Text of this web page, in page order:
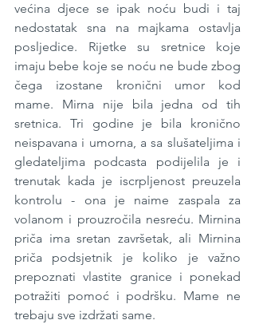
većina djece se ipak noću budi i taj
nedostatak sna na majkama ostavlja
posljedice. Rijetke su sretnice koje
imaju bebe koje se noću ne bude zbog
čega izostane kronični umor kod
mame. Mirna nije bila jedna od tih
sretnica. Tri godine je bila kronično
neispavana i umorna, a sa slušateljima i
gledateljima podcasta podijelila je i
trenutak kada je iscrpljenost preuzela
kontrolu - ona je naime zaspala za
volanom i prouzročila nesreću. Mirnina
priča ima sretan završetak, ali Mirnina
priča podsjetnik je koliko je važno
prepoznati vlastite granice i ponekad
potražiti pomoć i podršku. Mame ne
trebaju sve izdržati same.